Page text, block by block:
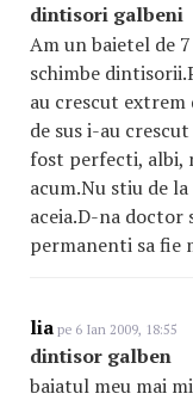
dintisori galbeni
Am un baietel de
schimbe
au crescut extrem
de sus i-au
fost perfecti, albi,
acum.Nu stiu de
aceia.D-na doctor
permanenti sa fie
lia pe 6 Ian 2009, 18:55
dintisor galben
baiatul meu mai